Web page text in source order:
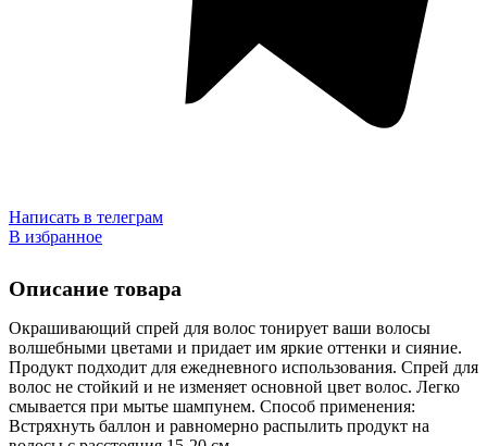
Написать в телеграм
В избранное
Описание товара
Окрашивающий спрей для волос тонирует ваши волосы
волшебными цветами и придает им яркие оттенки и сияние.
Продукт подходит для ежедневного использования. Спрей для
волос не стойкий и не изменяет основной цвет волос. Легко
смывается при мытье шампунем. Способ применения:
Встряхнуть баллон и равномерно распылить продукт на